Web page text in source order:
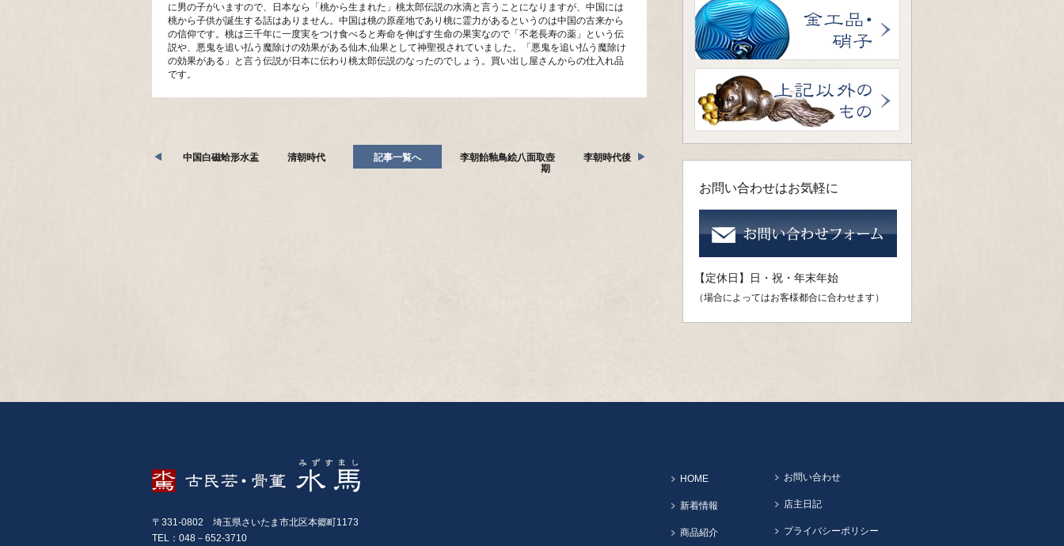
に男の子がいますので、日本なら「桃から生まれた」桃太郎伝説の水滴と言うことになりますが、中国には
桃から子供が誕生する話はありません。中国は桃の原産地であり桃に霊力があるというのは中国の古来から
の信仰です。桃は三千年に一度実をつけ食べると寿命を伸ばす生命の果実なので「不老長寿の薬」という伝
説や、悪鬼を追い払う魔除けの効果がある仙木,仙果として神聖視されていました。「悪鬼を追い払う魔除け
の効果がある」と言う伝説が日本に伝わり桃太郎伝説のなったのでしょう。買い出し屋さんからの仕入れ品
です。
中国白磁蛤形水盂 清朝時代 記事一覧へ
李朝飴釉鳥絵八面取壺 李朝時代後
期
お問い合わせはお気軽に
【定休日】日・祝・年末年始
（場合によってはお客様都合に合わせます）
〒331-0802 埼玉県さいたま市北区本郷町1173
TEL：048－652-3710
HOME
新着情報
商品紹介
お問い合わせ
店主日記
プライバシーポリシー